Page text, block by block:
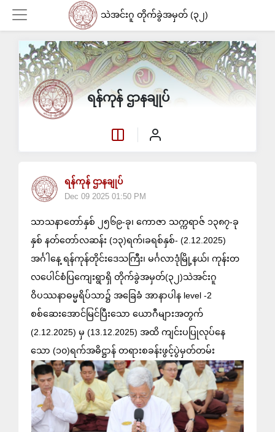
သဲအင်းဂူ တိုက်ခွဲအမှတ် (၃၂)
Login
ရန်ကုန် ဌာနချုပ်
ရန်ကုန် ဌာနချုပ်
Dec 09 2025 01:50 PM
သာသနာတော်နှစ် ၂၅၆၉-ခု၊ ကောဇာ သက္ကရာဇ် ၁၃၈၇-ခု
နှစ် နတ်တော်လဆန်း (၁၃)ရက်၊ခရစ်နှစ်- (2.12.2025)
အင်္ဂါနေ့ ရန်ကုန်တိုင်းဒေသကြီး၊ မင်္ဂလာဒုံမြို့နယ်၊ ကုန်းတ
လပေါင်စံပြကျေးရွာရှိ တိုက်ခွဲအမှတ်(၃၂)သဲအင်းဂူ
ဝိပဿနာဓမ္မရိပ်သာ၌ အခြေခံ အာနာပါန level -2
စစ်ဆေးအောင်မြင်ပြီးသော ယောဂီများအတွက်
(2.12.2025) မှ (13.12.2025) အထိ ကျင်းပပြုလုပ်နေ
သော (၁၀)ရက်အဓိဋ္ဌာန် တရားစခန်းဖွင့်ပွဲမှတ်တမ်း